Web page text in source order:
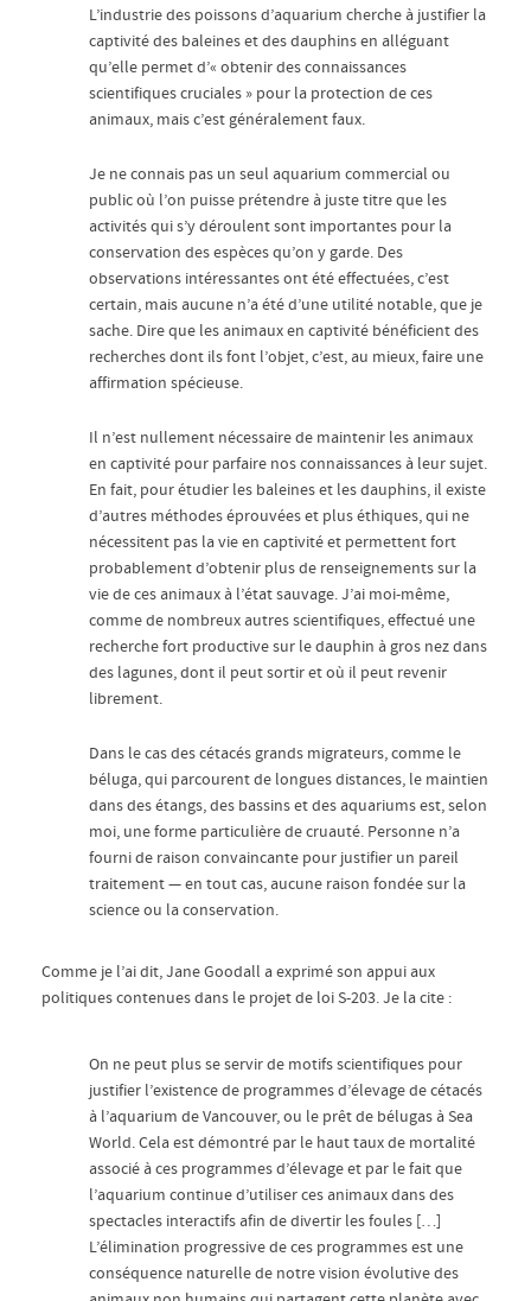
L’industrie des poissons d’aquarium cherche à justifier la
captivité des baleines et des dauphins en alléguant
qu’elle permet d’« obtenir des connaissances
scientifiques cruciales » pour la protection de ces
animaux, mais c’est généralement faux.
Je ne connais pas un seul aquarium commercial ou
public où l’on puisse prétendre à juste titre que les
activités qui s’y déroulent sont importantes pour la
conservation des espèces qu’on y garde. Des
observations intéressantes ont été effectuées, c’est
certain, mais aucune n’a été d’une utilité notable, que je
sache. Dire que les animaux en captivité bénéficient des
recherches dont ils font l’objet, c’est, au mieux, faire une
affirmation spécieuse.
Il n’est nullement nécessaire de maintenir les animaux
en captivité pour parfaire nos connaissances à leur sujet.
En fait, pour étudier les baleines et les dauphins, il existe
d’autres méthodes éprouvées et plus éthiques, qui ne
nécessitent pas la vie en captivité et permettent fort
probablement d’obtenir plus de renseignements sur la
vie de ces animaux à l’état sauvage. J’ai moi-même,
comme de nombreux autres scientifiques, effectué une
recherche fort productive sur le dauphin à gros nez dans
des lagunes, dont il peut sortir et où il peut revenir
librement.
Dans le cas des cétacés grands migrateurs, comme le
béluga, qui parcourent de longues distances, le maintien
dans des étangs, des bassins et des aquariums est, selon
moi, une forme particulière de cruauté. Personne n’a
fourni de raison convaincante pour justifier un pareil
traitement — en tout cas, aucune raison fondée sur la
science ou la conservation.
Comme je l’ai dit, Jane Goodall a exprimé son appui aux
politiques contenues dans le projet de loi S-203. Je la cite :
On ne peut plus se servir de motifs scientifiques pour
justifier l’existence de programmes d’élevage de cétacés
à l’aquarium de Vancouver, ou le prêt de bélugas à Sea
World. Cela est démontré par le haut taux de mortalité
associé à ces programmes d’élevage et par le fait que
l’aquarium continue d’utiliser ces animaux dans des
spectacles interactifs afin de divertir les foules […]
L’élimination progressive de ces programmes est une
conséquence naturelle de notre vision évolutive des